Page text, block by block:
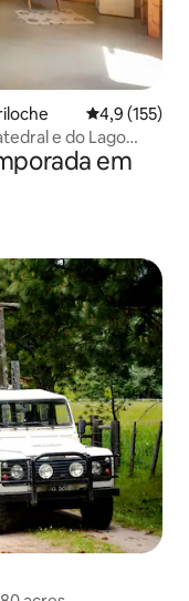
4,9 de uma
4,9 (155)
e do Lago
em